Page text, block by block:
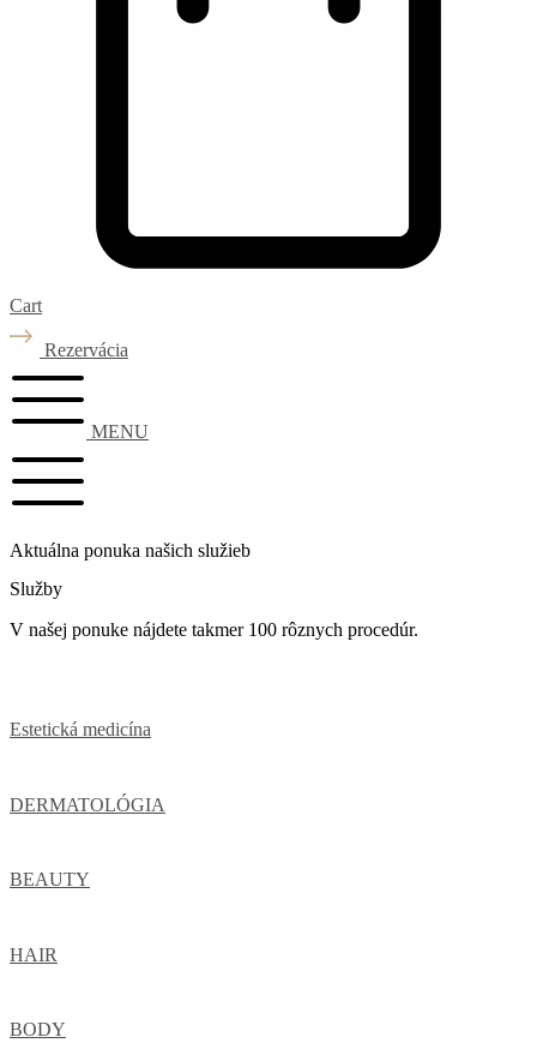
Cart
Rezervácia
MENU
Aktuálna ponuka našich služieb
Služby
V našej ponuke nájdete takmer 100 rôznych procedúr.
Estetická medicína
DERMATOLÓGIA
BEAUTY
HAIR
BODY